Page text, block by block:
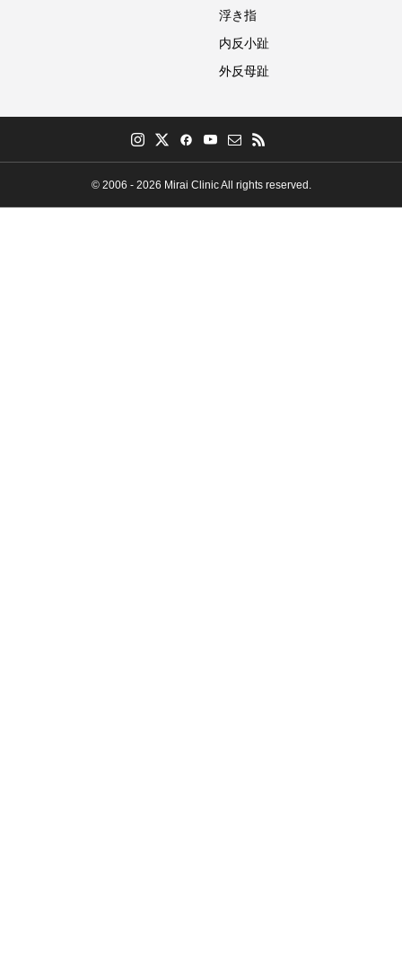
浮き指
内反小趾
外反母趾
© 2006 - 2026 Mirai Clinic All rights reserved.